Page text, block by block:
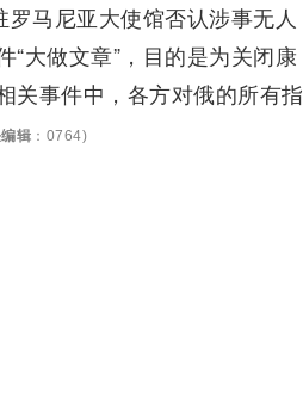
马尼亚大使馆否认涉事无人
大做文章”，目的是为关闭康
关事件中，各方对俄的所有指
辑 ：0764)